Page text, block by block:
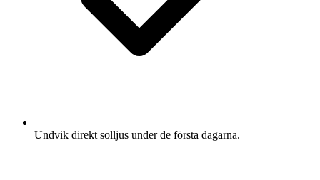
Undvik direkt solljus under de första dagarna.